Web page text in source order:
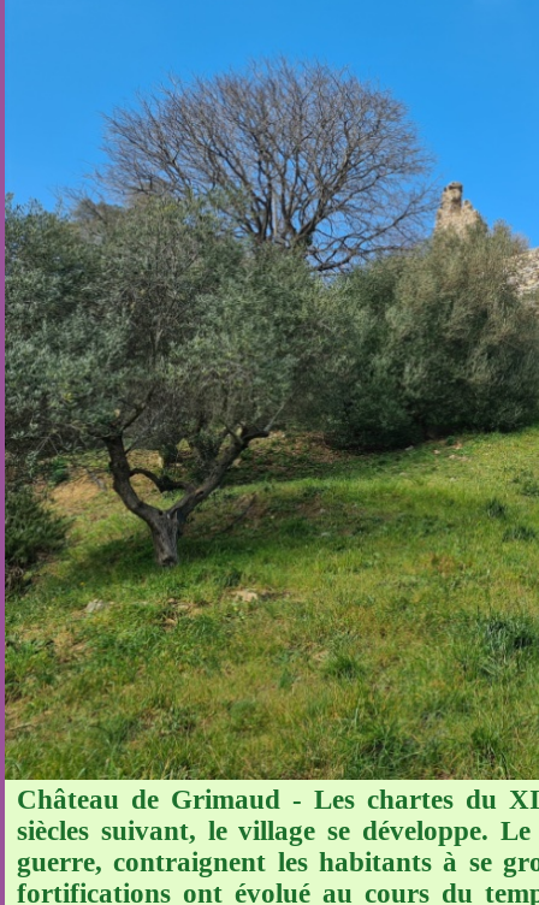
Château de Grimaud - Les chartes du
siècles suivant, le village se développe.
guerre, contraignent les habitants à se
fortifications ont évolué au cours du